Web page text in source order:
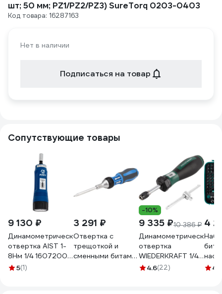
шт; 50 мм; PZ1/PZ2/PZ3) SureTorq 0203-0403
Код товара: 16287163
Нет в наличии
Подписаться на товар
Сопутствующие товары
9 130 ₽
Динамометрическая
отвертка AIST 1-
8Нм 1/4 16072008
00-00013823
5(1)
3 291 ₽
Отвертка с
трещоткой и
сменными битами
-10%
9 335 ₽10 386 ₽
Динамометрическая
отвертка
WIEDERKRAFT 1/4
до 6 Нм WDK-
4.6(22)
4
4.8